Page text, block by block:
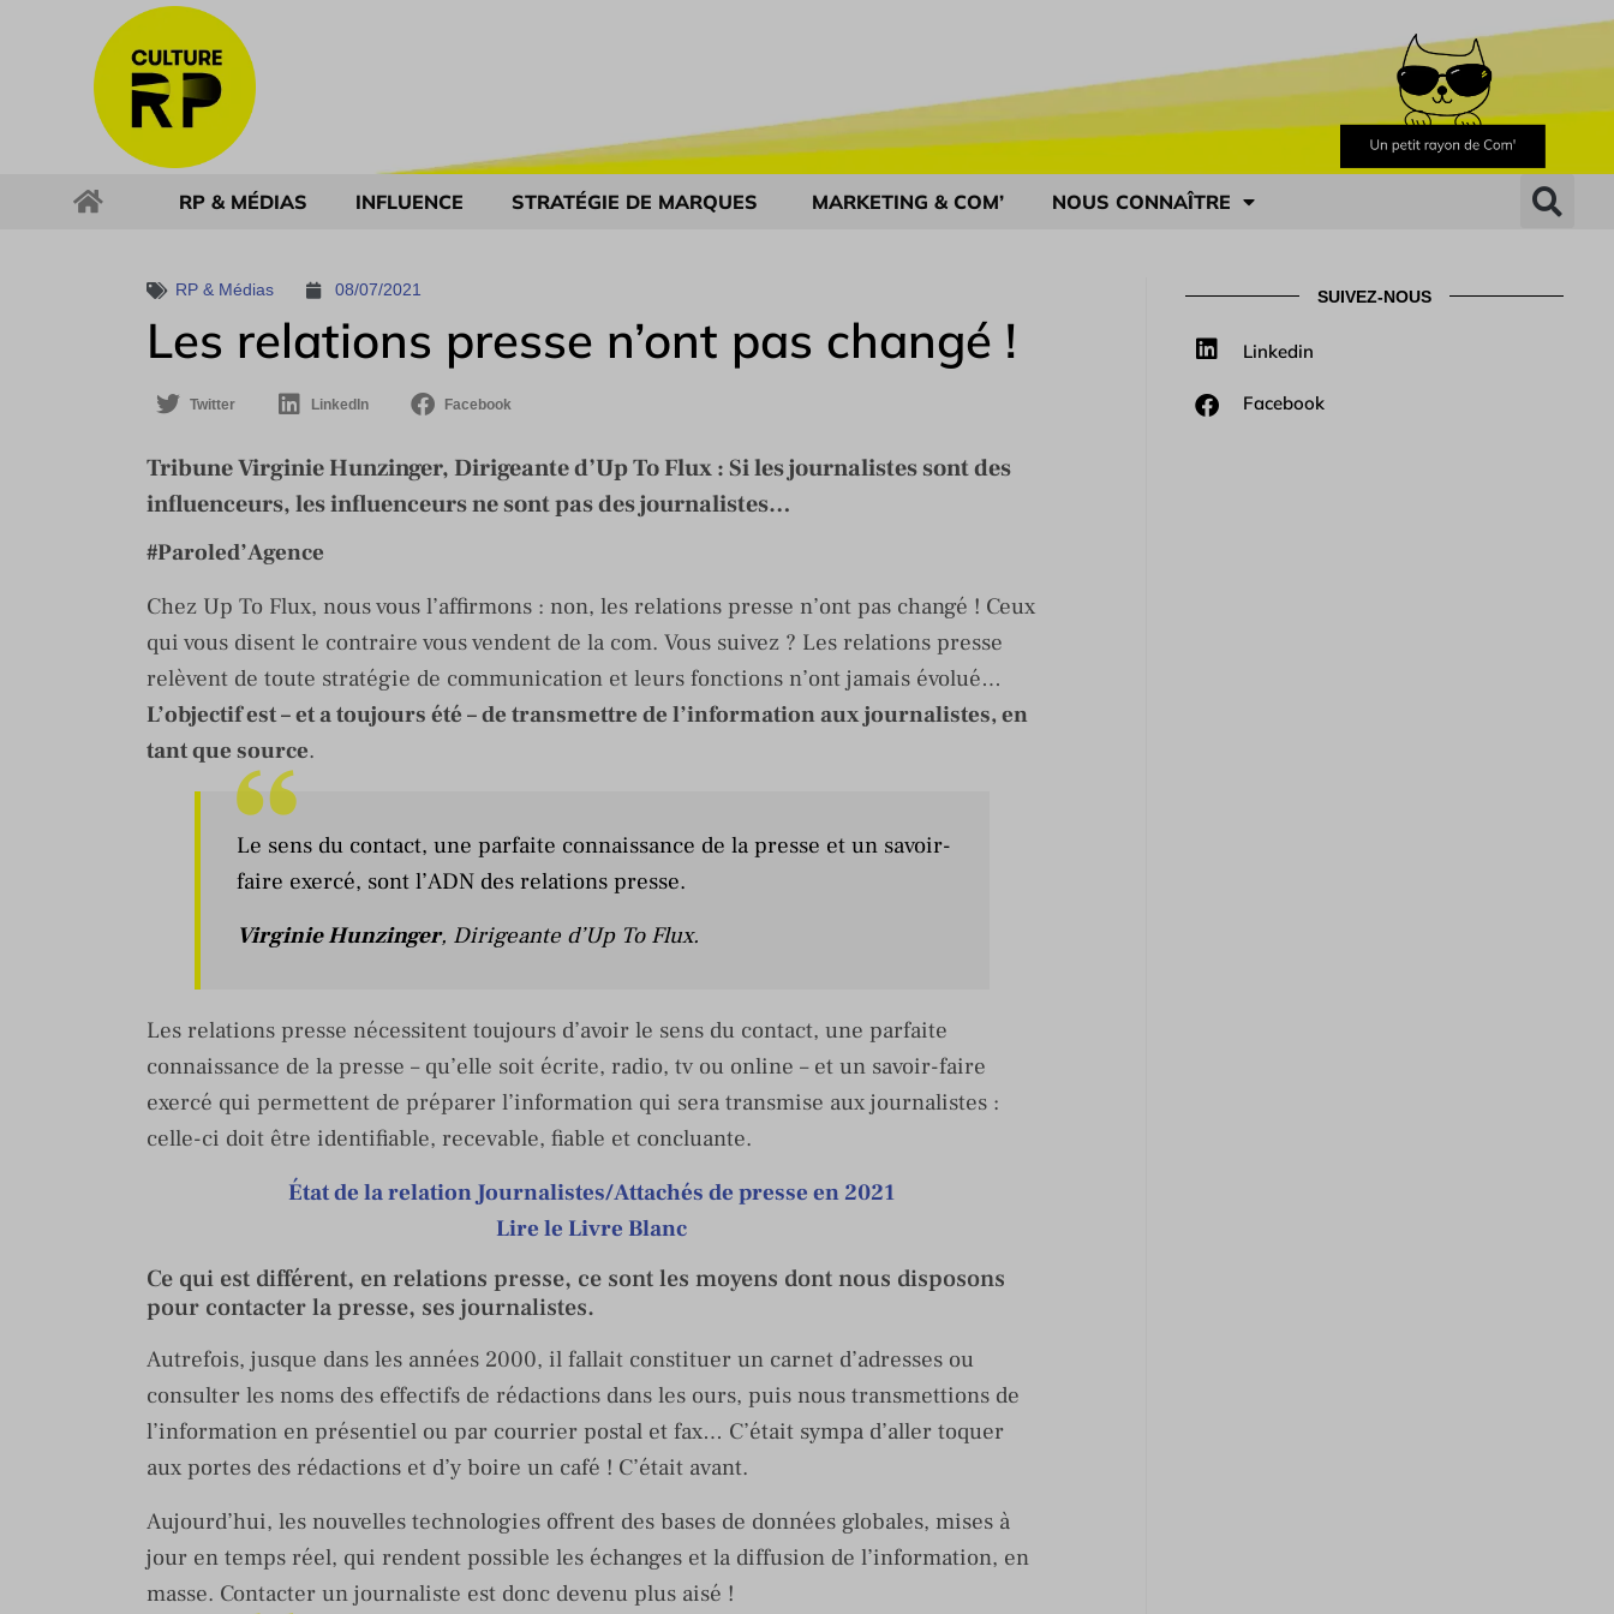
RP & MÉDIAS INFLUENCE STRATÉGIE DE MARQUES MARKETING & COM’ NOUS CONNAÎTRE
RP & Médias 08/07/2021
Les relations presse n’ont pas changé !
Twitter LinkedIn Facebook
Tribune Virginie Hunzinger, Dirigeante d’Up To Flux : Si les journalistes sont des
influenceurs, les influenceurs ne sont pas des journalistes…
#Paroled’Agence
Chez Up To Flux, nous vous l’affirmons : non, les relations presse n’ont pas changé ! Ceux
qui vous disent le contraire vous vendent de la com. Vous suivez ? Les relations presse
relèvent de toute stratégie de communication et leurs fonctions n’ont jamais évolué…
L’objectif est – et a toujours été – de transmettre de l’information aux journalistes, en
tant que source.
Le sens du contact, une parfaite connaissance de la presse et un savoir-
faire exercé, sont l’ADN des relations presse.
Virginie Hunzinger, Dirigeante d’Up To Flux.
Les relations presse nécessitent toujours d’avoir le sens du contact, une parfaite
connaissance de la presse – qu’elle soit écrite, radio, tv ou online – et un savoir-faire
exercé qui permettent de préparer l’information qui sera transmise aux journalistes :
celle-ci doit être identifiable, recevable, fiable et concluante.
État de la relation Journalistes/Attachés de presse en 2021
Lire le Livre Blanc
Ce qui est différent, en relations presse, ce sont les moyens dont nous disposons
pour contacter la presse, ses journalistes.
Autrefois, jusque dans les années 2000, il fallait constituer un carnet d’adresses ou
consulter les noms des effectifs de rédactions dans les ours, puis nous transmettions de
l’information en présentiel ou par courrier postal et fax… C’était sympa d’aller toquer
aux portes des rédactions et d’y boire un café ! C’était avant.
Aujourd’hui, les nouvelles technologies offrent des bases de données globales, mises à
jour en temps réel, qui rendent possible les échanges et la diffusion de l’information, en
masse. Contacter un journaliste est donc devenu plus aisé !
SUIVEZ-NOUS
Linkedin
Facebook